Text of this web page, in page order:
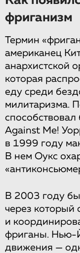
фриганизм
Термин
американец
анархистской
которая
еду среди
милитаризма.
Against Me!
в 1999 году
В нем Оукс
В 2003 году
через который
и
фриганы. Нью-
движения —